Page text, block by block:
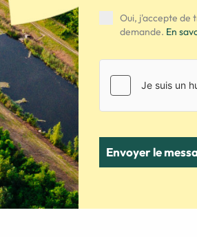
Oui, j'accepte de
demande. En
Envoyer le